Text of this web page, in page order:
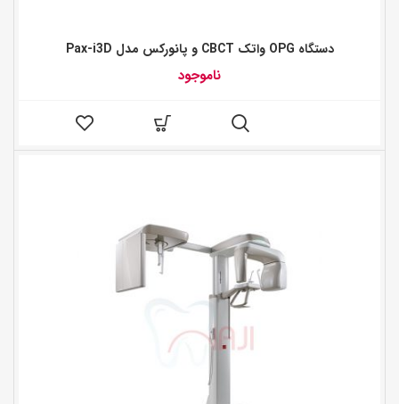
دستگاه OPG واتک CBCT و پانورکس مدل Pax-i3D
ناموجود